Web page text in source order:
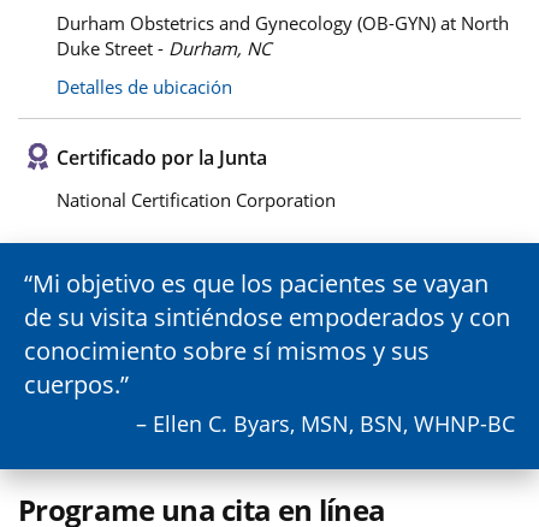
Durham Obstetrics and Gynecology (OB-GYN) at North
Duke Street - Durham, NC
Detalles de ubicación
Certificado por la Junta
National Certification Corporation
Mi objetivo es que los pacientes se vayan
de su visita sintiéndose empoderados y con
conocimiento sobre sí mismos y sus
cuerpos.
– Ellen C. Byars, MSN, BSN, WHNP-BC
Programe una cita en línea